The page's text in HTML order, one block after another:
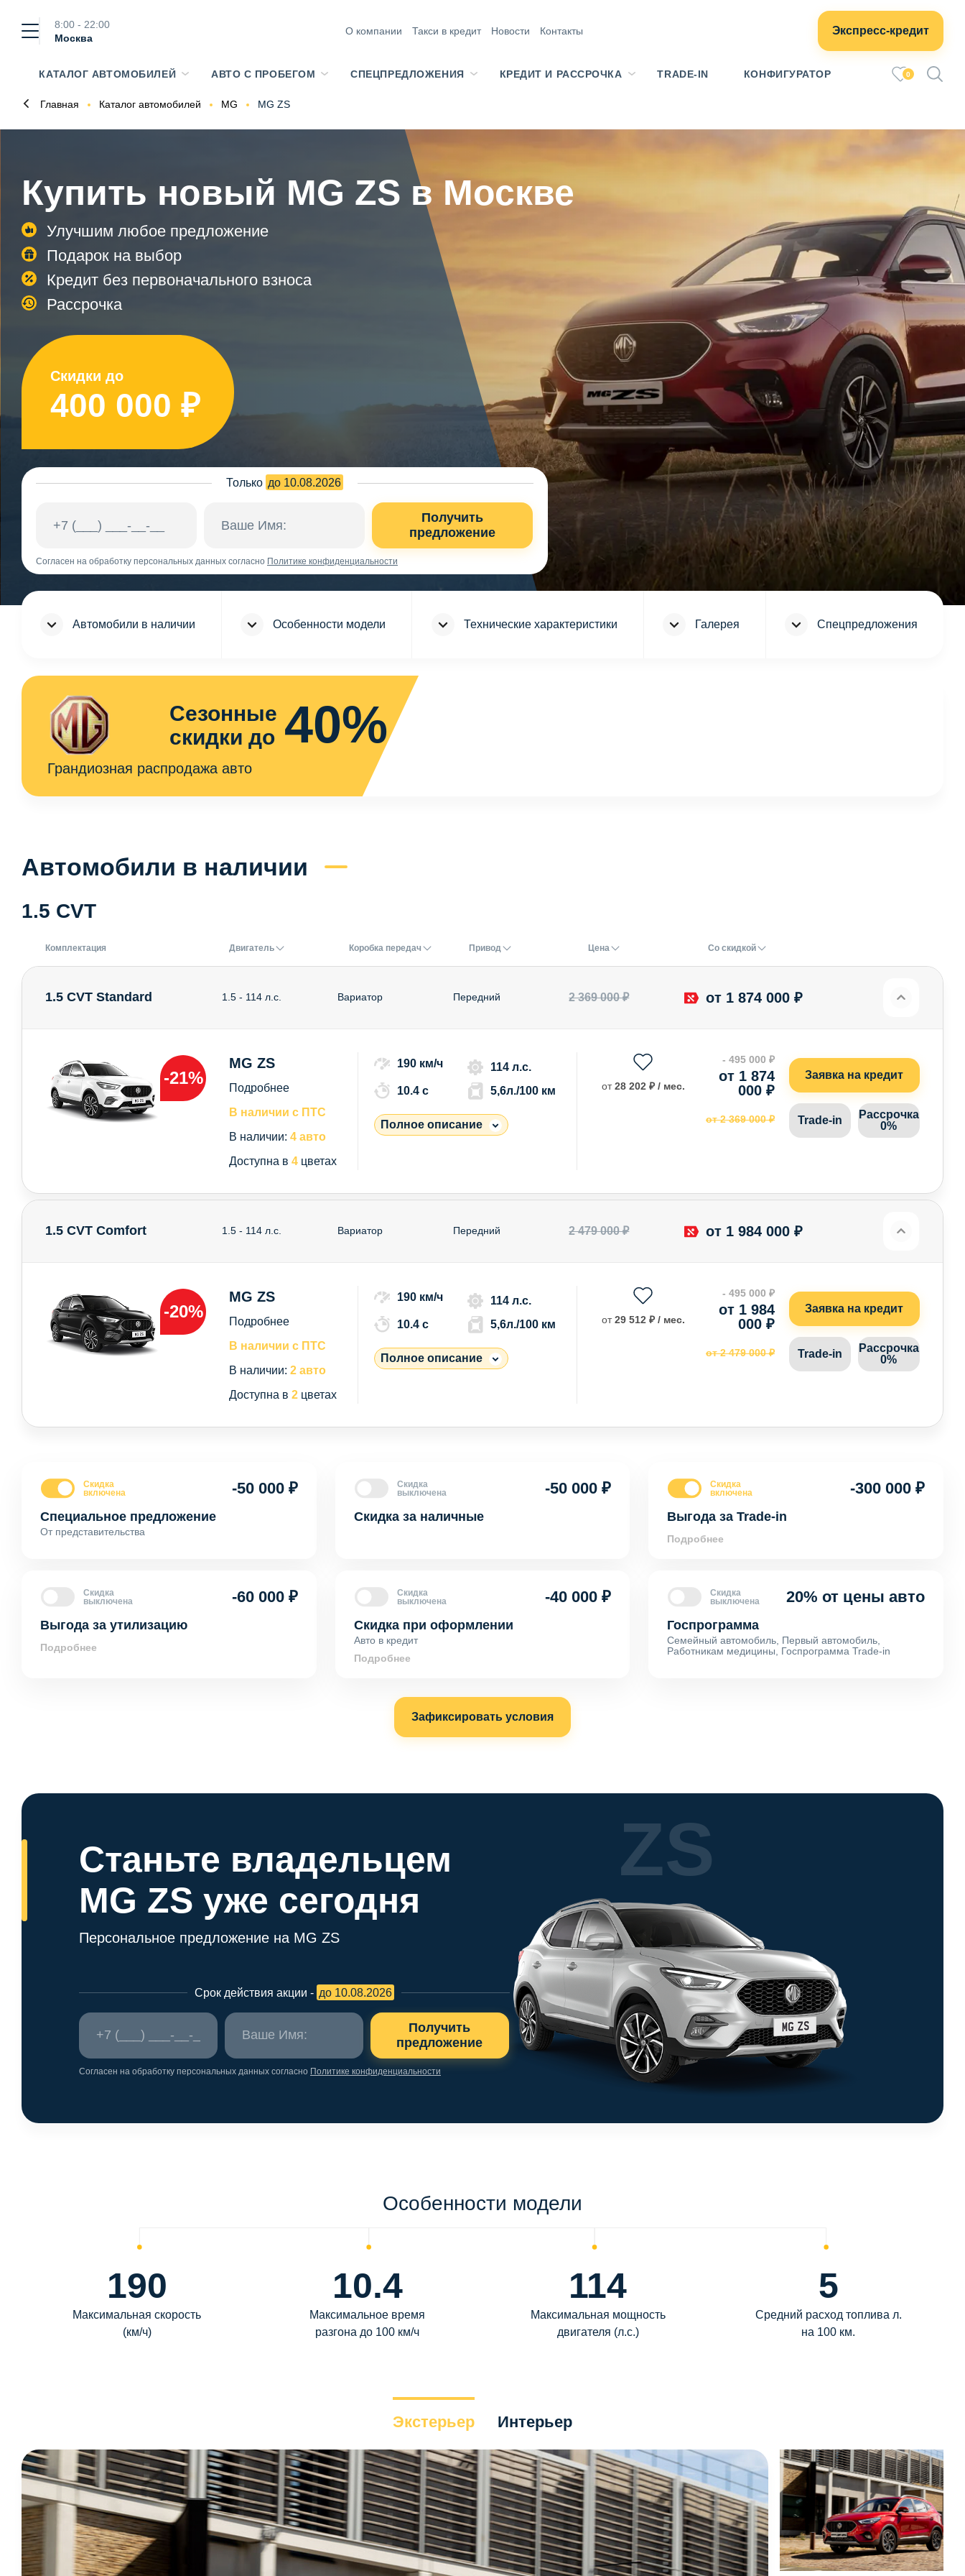
8:00 - 22:00
Москва
О компании Такси в кредит Новости Контакты Экспресс-кредит
КАТАЛОГ АВТОМОБИЛЕЙ АВТО С ПРОБЕГОМ СПЕЦПРЕДЛОЖЕНИЯ КРЕДИТ И РАССРОЧКА TRADE-IN КОНФИГУРАТОР 0
Главная Каталог автомобилей MG MG ZS
Купить новый MG ZS в Москве
Улучшим любое предложение
Подарок на выбор
Кредит без первоначального взноса
Рассрочка
Скидки до
400 000 ₽
Только до 10.08.2026
Получить
предложение
Согласен на обработку персональных данных согласно Политике конфиденциальности
Автомобили в наличии Особенности модели Технические характеристики Галерея Спецпредложения
Сезонные
скидки до 40%
Грандиозная распродажа авто
Автомобили в наличии
1.5 CVT
Комплектация Двигатель Коробка передач Привод Цена Со скидкой
1.5 CVT Standard 1.5 - 114 л.с. Вариатор Передний 2 369 000 ₽ от 1 874 000 ₽
-21%
MG ZS
Подробнее
В наличии с ПТС
В наличии:4 авто
Доступна в4 цветах
190 км/ч
114 л.с.
10.4 c
5,6л./100 км
Полное описание
от28 202 ₽ / мес.
- 495 000 ₽
от 1 874
000 ₽
от 2 369 000 ₽
Заявка на кредит
Trade-in
Рассрочка
0%
1.5 CVT Comfort 1.5 - 114 л.с. Вариатор Передний 2 479 000 ₽ от 1 984 000 ₽
-20%
MG ZS
Подробнее
В наличии с ПТС
В наличии:2 авто
Доступна в2 цветах
190 км/ч
114 л.с.
10.4 c
5,6л./100 км
Полное описание
от29 512 ₽ / мес.
- 495 000 ₽
от 1 984
000 ₽
от 2 479 000 ₽
Заявка на кредит
Trade-in
Рассрочка
0%
Скидка
включена
-50 000 ₽
Специальное предложение
От представительства
Скидка
выключена
-50 000 ₽
Скидка за наличные
Скидка
включена
-300 000 ₽
Выгода за Trade-in
Подробнее
Скидка
выключена
-60 000 ₽
Выгода за утилизацию
Подробнее
Скидка
выключена
-40 000 ₽
Скидка при оформлении
Авто в кредит
Подробнее
Скидка
выключена
20% от цены авто
Госпрограмма
Семейный автомобиль, Первый автомобиль,
Работникам медицины, Госпрограмма Trade-in
Зафиксировать условия
Станьте владельцем
MG ZS уже сегодня
Персональное предложение на MG ZS
Срок действия акции - до 10.08.2026
Получить
предложение
Согласен на обработку персональных данных согласно Политике конфиденциальности
ZS
Особенности модели
190
Максимальная скорость
(км/ч)
10.4
Максимальное время
разгона до 100 км/ч
114
Максимальная мощность
двигателя (л.с.)
5
Средний расход топлива л.
на 100 км.
Экстерьер Интерьер